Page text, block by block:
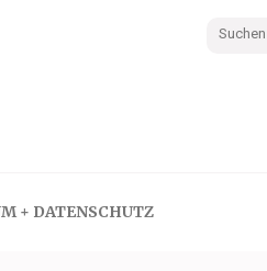
+ DATENSCHUTZ